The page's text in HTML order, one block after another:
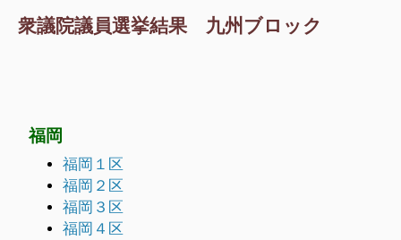
衆議院議員選挙結果 九州ブロック
福岡
福岡１区
福岡２区
福岡３区
福岡４区